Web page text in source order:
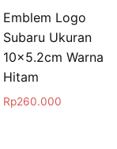
Emblem Logo
Subaru Ukuran
10×5.2cm Warna
Hitam
Rp260.000